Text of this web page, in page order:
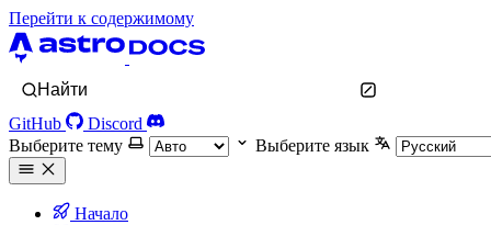
Перейти к содержимому
Найти
GitHub
Discord
Выберите тему
Выберите язык
Начало